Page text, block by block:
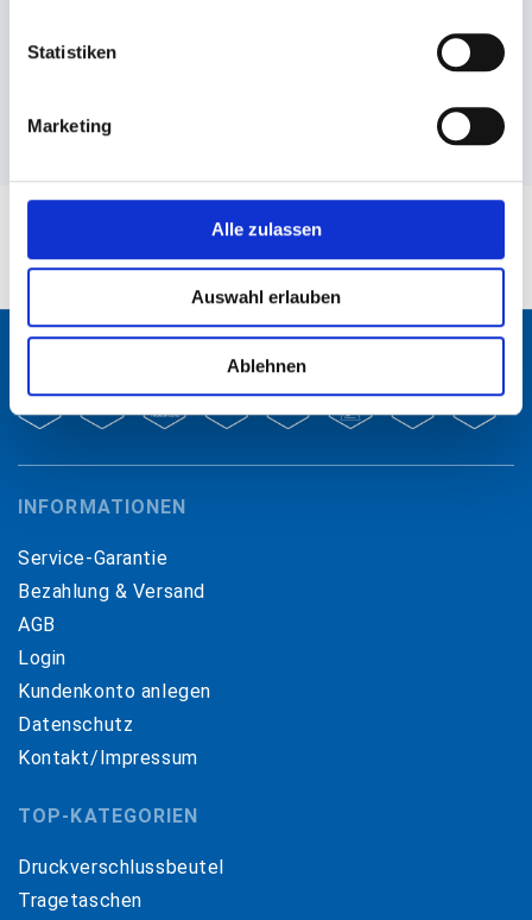
Statistiken
Marketing
Alle zulassen
Auswahl erlauben
Ablehnen
Angaben zur Informationspflichten der GPSR
packpack.de GmbH, Am
WICHTIG ZU WISSEN
Gewerbetreibende, Industrie, Vereine und Freiberufler.
ZAHLWEISEN
INFORMATIONEN
Service-Garantie
Bezahlung & Versand
AGB
Login
Kundenkonto anlegen
Datenschutz
Kontakt/Impressum
TOP-KATEGORIEN
Druckverschlussbeutel
Tragetaschen